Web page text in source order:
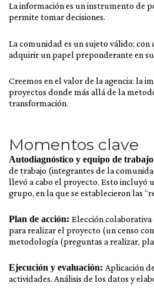
La información es un instrumento de
permite tomar decisiones.
La comunidad es un sujeto válido: con
adquirir un papel preponderante en
Creemos en el valor de la agencia: la
proyectos donde más allá de la
transformación.
Momentos clave
Autodiagnóstico y equipo de
de trabajo (integrantes de la
llevó a cabo el proyecto. Esto incluyó
grupo, en la que se establecieron las
Plan de acción: Elección
para realizar el proyecto (un censo
metodología (preguntas a realizar,
Ejecución y evaluación: Aplicación
actividades. Análisis de los datos y